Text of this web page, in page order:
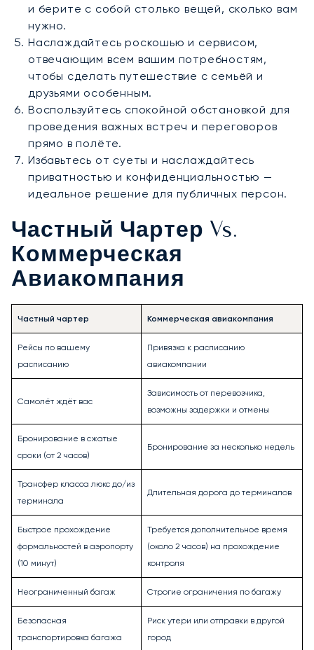
и берите с собой столько вещей, сколько вам
нужно.
Наслаждайтесь роскошью и сервисом,
отвечающим всем вашим потребностям,
чтобы сделать путешествие с семьёй и
друзьями особенным.
Воспользуйтесь спокойной обстановкой для
проведения важных встреч и переговоров
прямо в полёте.
Избавьтесь от суеты и наслаждайтесь
приватностью и конфиденциальностью —
идеальное решение для публичных персон.
Частный Чартер Vs.
Коммерческая
Авиакомпания
Частный чартер Коммерческая авиакомпания
Рейсы по вашему
расписанию
Привязка к расписанию
авиакомпании
Самолёт ждёт вас
Зависимость от перевозчика,
возможны задержки и отмены
Бронирование в сжатые
сроки (от 2 часов)
Бронирование за несколько недель
Трансфер класса люкс до/из
терминала
Длительная дорога до терминалов
Быстрое прохождение
формальностей в аэропорту
(10 минут)
Требуется дополнительное время
(около 2 часов) на прохождение
контроля
Неограниченный багаж Строгие ограничения по багажу
Безопасная
транспортировка багажа
Риск утери или отправки в другой
город